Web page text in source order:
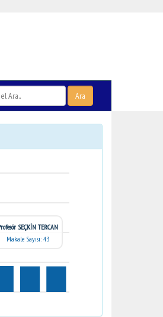
Ara
SEÇKİN TERCAN
Makale Sayısı: 43